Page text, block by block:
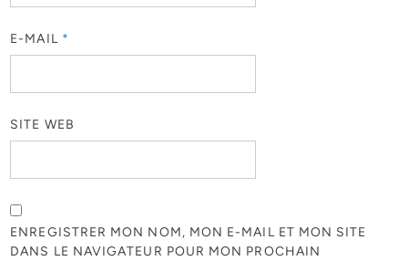
E-MAIL *
SITE WEB
ENREGISTRER MON NOM, MON E-MAIL ET MON SITE
DANS LE NAVIGATEUR POUR MON PROCHAIN